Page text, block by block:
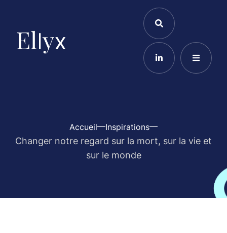
Accueil Inspirations
Changer notre regard sur la mort, sur la vie et
sur le monde